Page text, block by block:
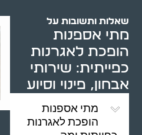
שאלות ותשובות על
מתי אספנות
הופכת לאגרנות
כפייתית: שירותי
אבחון, פינוי וסיוע
מתי אספנות
הופכת לאגרנות